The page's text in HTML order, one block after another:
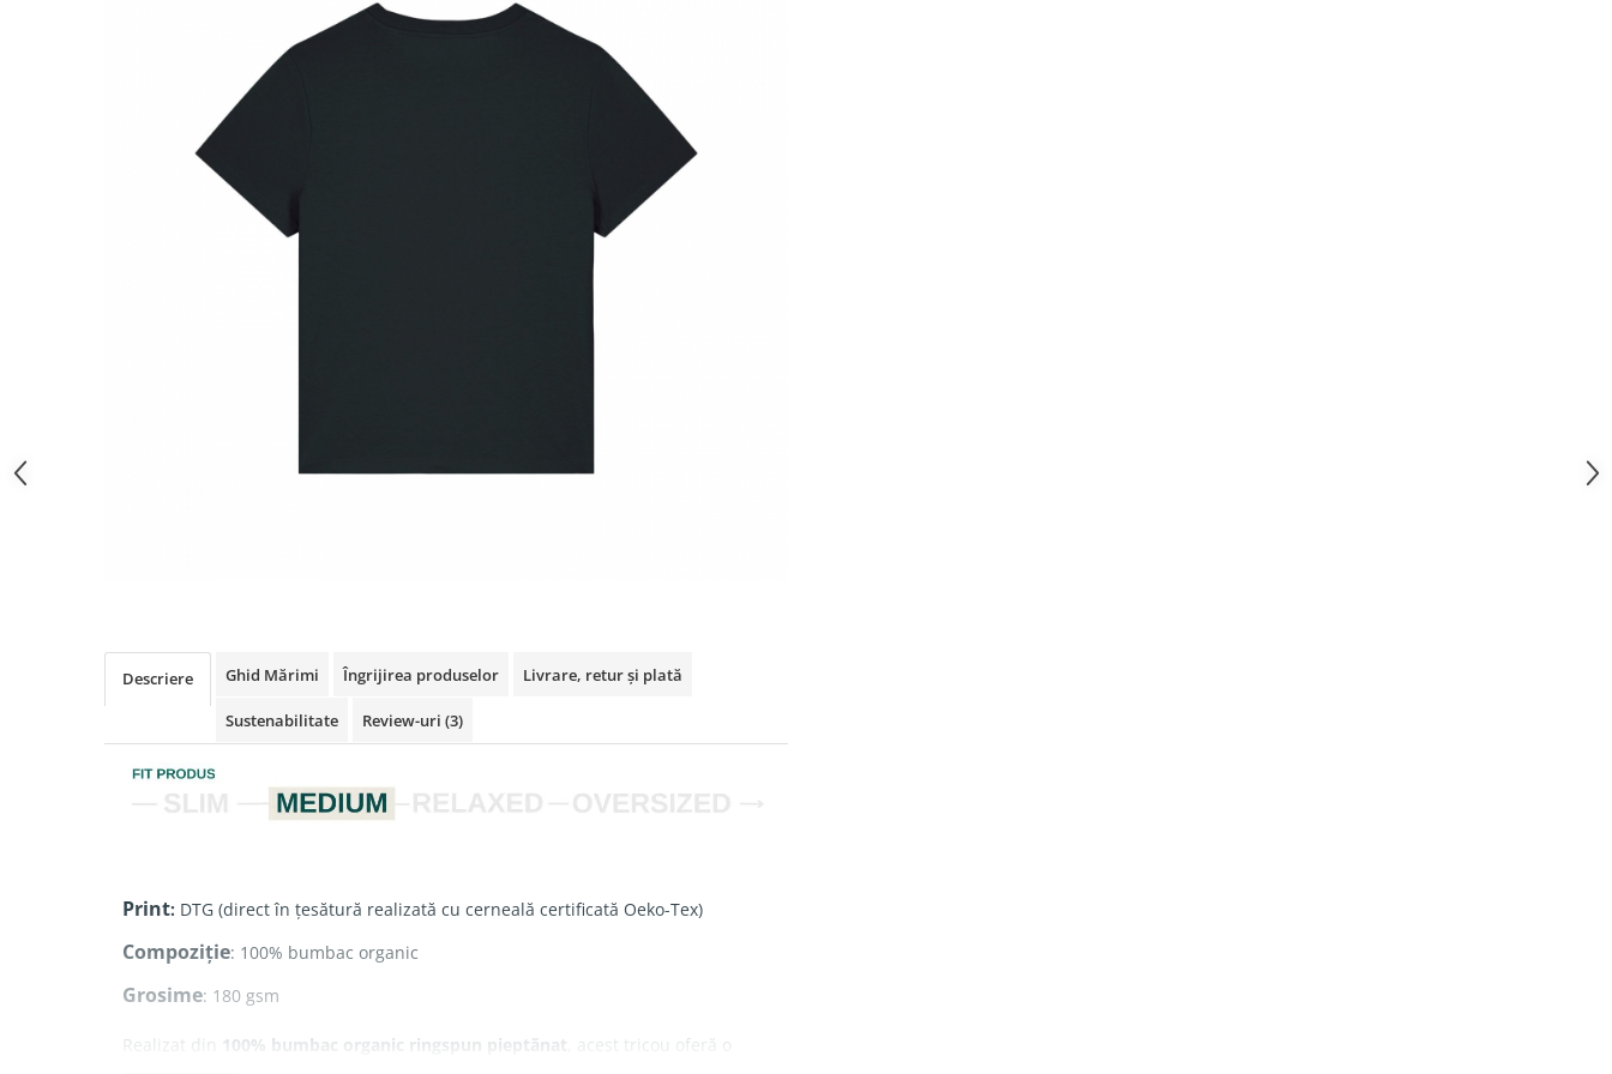
Descriere Ghid Mărimi Îngrijirea produselor Livrare, retur și plată
Sustenabilitate Review-uri (3)
Print: DTG (direct în țesătură realizată cu cerneală certificată Oeko-Tex)
Compoziție: 100% bumbac organic
Grosime: 180 gsm
Realizat din 100% bumbac organic ringspun pieptănat , acest tricou oferă o